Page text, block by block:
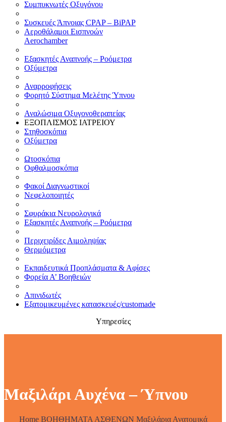
Συμπυκνωτές Οξυγόνου
Συσκευές Άπνοιας CPAP – BiPAP
Αεροθάλαμοι Εισπνοών
Aerochamber
Εξασκητές Αναπνοής – Ροόμετρα
Οξύμετρα
Αναρροφήσεις
Φορητό Σύστημα Μελέτης Ύπνου
Αναλώσιμα Οξυγονοθεραπείας
ΕΞΟΠΛΙΣΜΟΣ ΙΑΤΡΕΙΟΥ
Στηθοσκόπια
Οξύμετρα
Ωτοσκόπια
Οφθαλμοσκόπια
Φακοί Διαγνωστικοί
Νεφελοποιητές
Σφυράκια Νευρολογικά
Εξασκητές Αναπνοής – Ροόμετρα
Περιχειρίδες Αιμοληψίας
Θερμόμετρα
Εκπαιδευτικά Προπλάσματα & Αφίσες
Φορεία Α’ Βοηθειών
Απινιδωτές
Εξατομικευμένες κατασκευές/customade
Υπηρεσίες
Μαξιλάρι Αυχένα – Ύπνου
Home ΒΟΗΘΗΜΑΤΑ ΑΣΘΕΝΩΝ Μαξιλάρια Ανατομικά